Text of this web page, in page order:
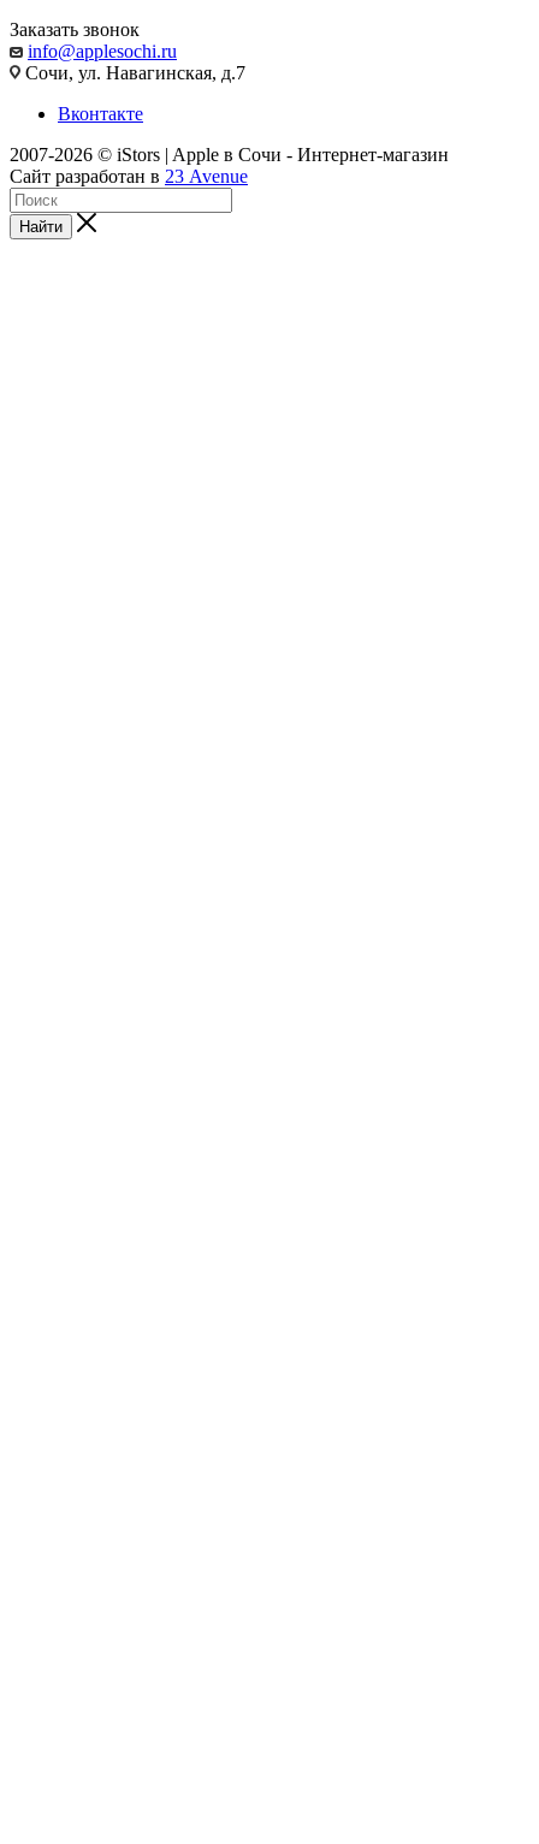
Заказать звонок
info@applesochi.ru
Сочи, ул. Навагинская, д.7
Вконтакте
2007-2026 © iStors | Apple в Сочи - Интернет-магазин
Сайт разработан в 23 Avenue
Найти